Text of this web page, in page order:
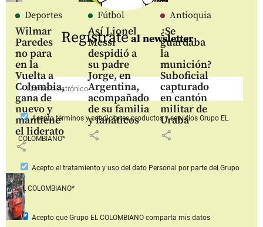
Deportes
Wilmar
Paredes
no para
en la
Vuelta a
Colombia,
gana de
nuevo y
mantiene
el liderato
share
Fútbol
Así Lionel
Messi
despidió a
su padre
Jorge, en
Argentina,
acompañado
de su familia
y fanáticos
share
Antioquia
¿Se
guardaba
la
munición?
Suboficial
capturado
en cantón
militar de
Urabá
share
Regístrateal newsletter
Aceptotérminos y condiciones productos y serviciosGrupo EL
COLOMBIANO*
Acepto el tratamiento y uso del dato Personal por parte del Grupo
EL COLOMBIANO*
Acepto que Grupo EL COLOMBIANOcomparta mis datos